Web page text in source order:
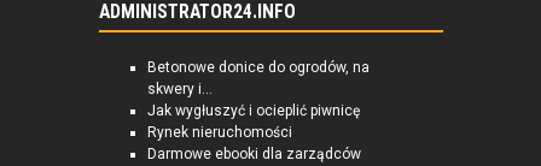
ADMINISTRATOR24.INFO
Betonowe donice do ogrodów, na
skwery i...
Jak wygłuszyć i ocieplić piwnicę
Rynek nieruchomości
Darmowe ebooki dla zarządców